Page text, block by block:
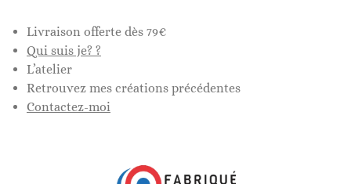
Livraison offerte dès 79€
Qui suis je? ?
L’atelier
Retrouvez mes créations précédentes
Contactez-moi